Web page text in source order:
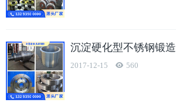
沉淀硬化型不锈钢锻造
2017-12-15 560